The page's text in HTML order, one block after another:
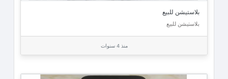
بلاستيشن للبيع
بلاستيشن للبيع
منذ 4 سنوات